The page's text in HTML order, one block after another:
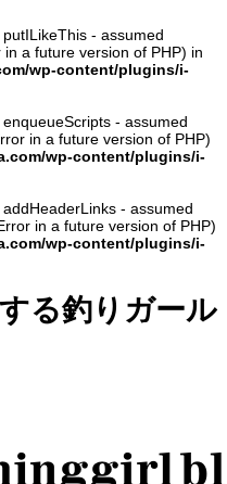
- assumed
a future version of PHP) in
wp-content/plugins/i-
- assumed
in a future version of PHP)
wp-content/plugins/i-
- assumed
in a future version of PHP)
wp-content/plugins/i-
る釣りガール